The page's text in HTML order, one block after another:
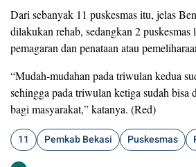
Dari sebanyak 11 puskesmas itu, jelas
dilakukan rehab, sedangkan 2
pemagaran dan penataan atau
“Mudah-mudahan pada triwulan kedua
sehingga pada triwulan ketiga sudah bisa
bagi masyarakat,” katanya. (Red)
11 Pemkab Bekasi Puskesmas